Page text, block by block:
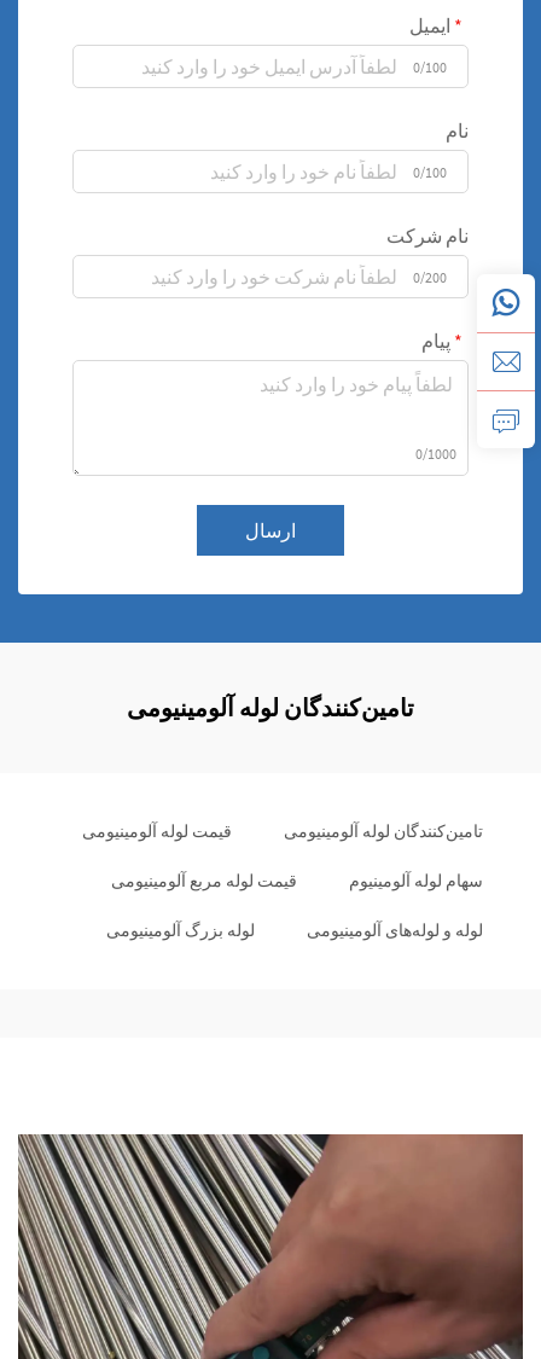
ایمیل
0/100
نام
0/100
نام شرکت
0/200
پیام
0/1000
ارسال
تامین‌کنندگان لوله آلومینیومی
تامین‌کنندگان لوله آلومینیومی قیمت لوله آلومینیومی
سهام لوله آلومینیوم قیمت لوله مربع آلومینیومی
لوله و لوله‌های آلومینیومی لوله بزرگ آلومینیومی